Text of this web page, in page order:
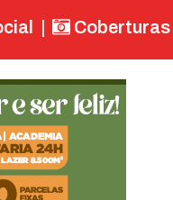
Coberturas